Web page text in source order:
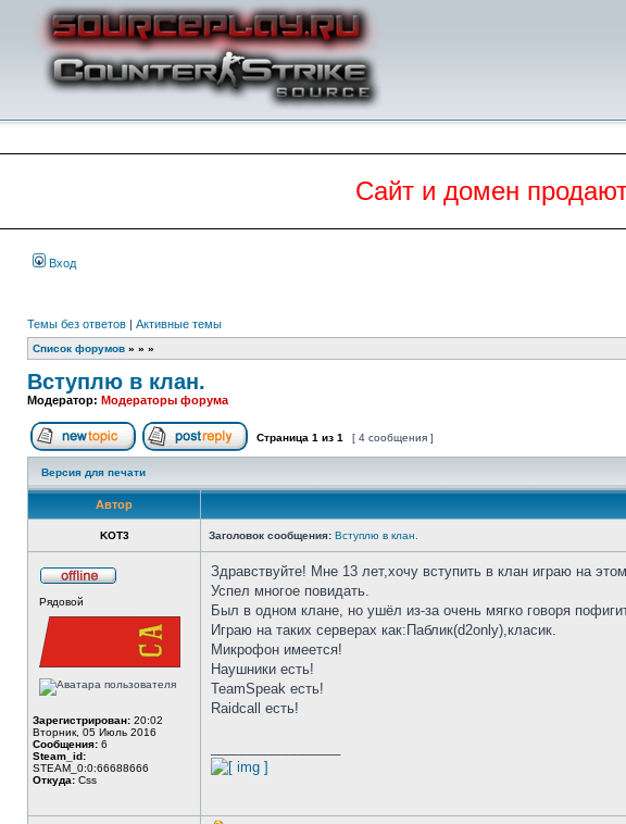
Сайт и домен
Вход
Темы без ответов | Активные темы
Список форумов » » »
Вступлю в клан.
Модератор: Модераторы форума
Начать новую тему Ответить на тему
Страница 1 из 1 [ 4 сообщения ]
Версия для печати
Автор
KOT3 Заголовок сообщения: Вступлю в клан.
сети
Рядовой
Зарегистрирован: 20:02
Вторник, 05 Июль 2016
Сообщения: 6
Steam_id:
STEAM_0:0:66688666
Откуда: Css
Здравствуйте! Мне 13 лет,хочу вступить в клан играю на
Успел многое повидать.
Был в одном клане, но ушёл из-за очень мягко говоря
Играю на таких серверах как:Паблик(d2only),класик.
Микрофон имеется!
Наушники есть!
TeamSpeak есть!
Raidcall есть!